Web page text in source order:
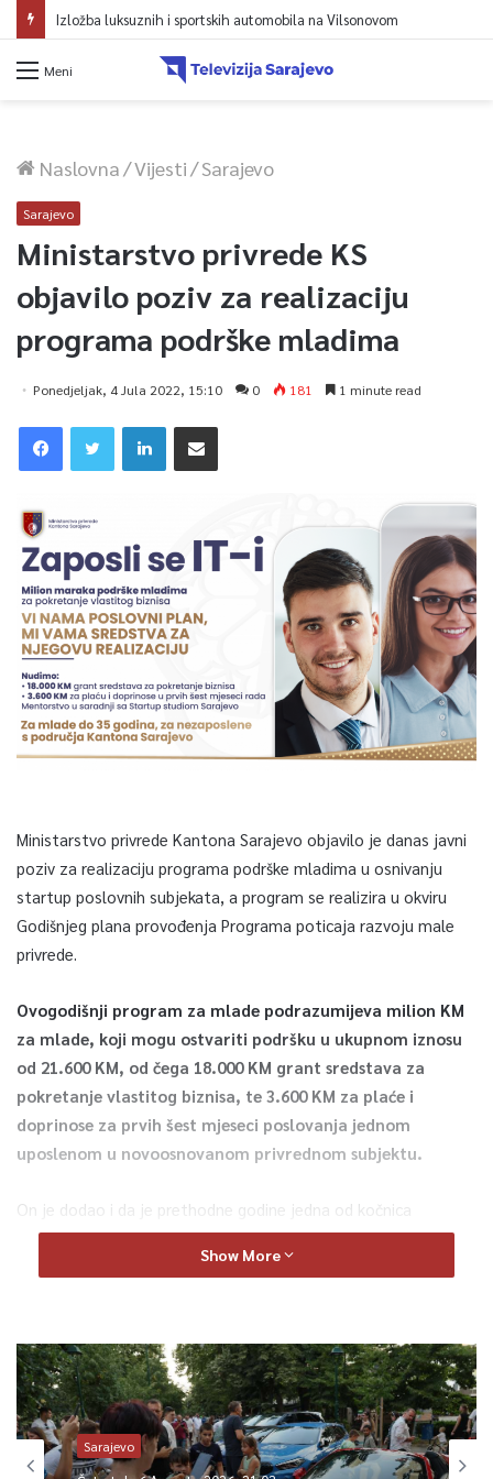
Izložba luksuznih i sportskih automobila na Vilsonovom
Meni
Naslovna/Vijesti/Sarajevo
Sarajevo
Ministarstvo privrede KS
objavilo poziv za realizaciju
programa podrške mladima
Ponedjeljak, 4 Jula 2022, 15:10 0 181 1 minute read
Ministarstvo privrede Kantona Sarajevo objavilo je danas javni
poziv za realizaciju programa podrške mladima u osnivanju
startup poslovnih subjekata, a program se realizira u okviru
Godišnjeg plana provođenja Programa poticaja razvoju male
privrede.
Ovogodišnji program za mlade podrazumijeva milion KM
za mlade, koji mogu ostvariti podršku u ukupnom iznosu
od 21.600 KM, od čega 18.000 KM grant sredstava za
pokretanje vlastitog biznisa, te 3.600 KM za plaće i
doprinose za prvih šest mjeseci poslovanja jednom
uposlenom u novoosnovanom privrednom subjektu.
On je dodao i da je prethodne godine jedna od kočnica
mladima prilikom prijave na ovaj program bila pisanje
poslovnog plana, te su u Ministarstvu privrede osigurali i
–U saradnji sa Startup studiom želimo omogućiti
mladima edukaciju u oblasti pisanja poslovnog plana i
raduje me što smo to ove godine uspjeli dogovoriti. Nama
je važna saradnja sa svima koji mogu doprinijeti razvoju
poslovnog ambijenta i uvijek smo spremni na saradnju.
Show More
Sarajevo